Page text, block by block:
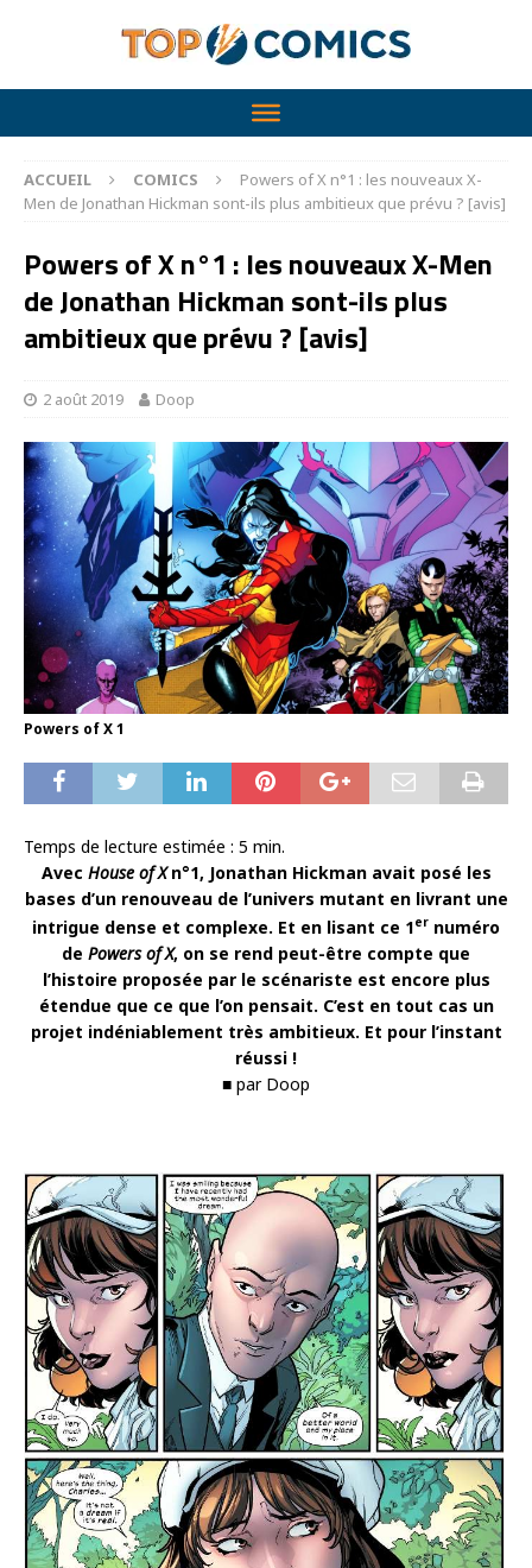
ACCUEIL COMICS
Powers of X n°1 : les nouveaux X-
Men de Jonathan Hickman sont-ils plus ambitieux que prévu ? [avis]
Powers of X n°1 : les nouveaux X-Men
de Jonathan Hickman sont-ils plus
ambitieux que prévu ? [avis]
2 août 2019 Doop
Powers of X 1
Temps de lecture estimée : 5 min.
Avec House of Xn°1, Jonathan Hickman avait posé les
bases d’un renouveau de l’univers mutant en livrant une
intrigue dense et complexe. Et en lisant ce 1er numéro
de Powers of X, on se rend peut-être compte que
l’histoire proposée par le scénariste est encore plus
étendue que ce que l’on pensait. C’est en tout cas un
projet indéniablement très ambitieux. Et pour l’instant
réussi !
■ par Doop